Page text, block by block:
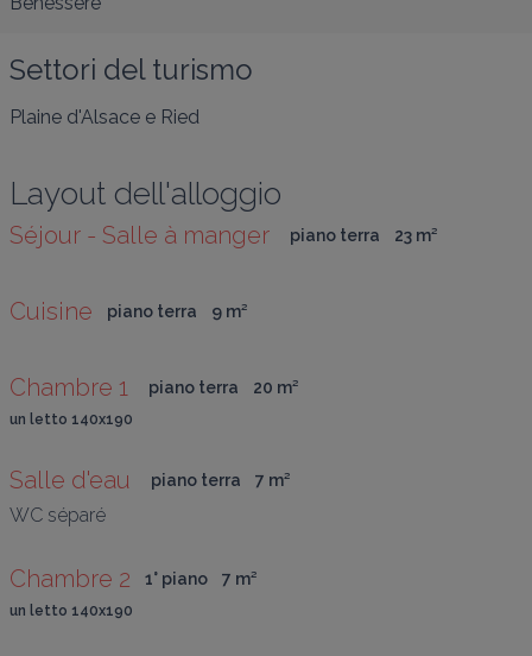
Settori del turismo
Plaine d'Alsace e Ried
Layout dell'alloggio
Séjour - Salle à manger piano terra 23 m²
Cuisine piano terra 9 m²
Chambre 1 piano terra 20 m²
un letto 140x190
Salle d'eau piano terra 7 m²
WC séparé
Chambre 2 1° piano 7 m²
un letto 140x190